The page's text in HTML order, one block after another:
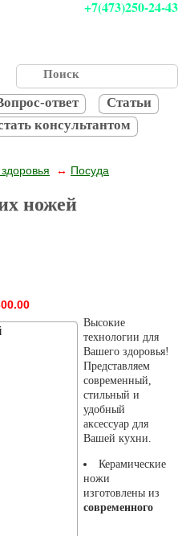
+7(473)250-24-43
ответ
Статьи
консультантом
↔ Посуда
ножей
Высокие
технологии для
Вашего здоровья!
Представляем
современный,
стильный и
удобный
аксессуар для
Вашей кухни.
Керамические
ножи
изготовлены из
современного